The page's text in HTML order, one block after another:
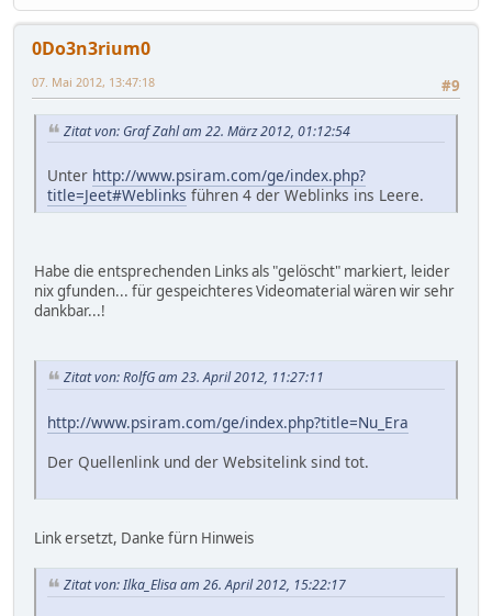
0Do3n3rium0
#9
07. Mai 2012, 13:47:18
Zitat von: Graf Zahl am 22. März 2012, 01:12:54
Unter http://www.psiram.com/ge/index.php?
title=Jeet#Weblinks führen 4 der Weblinks ins Leere.
Habe die entsprechenden Links als "gelöscht" markiert, leider
nix gfunden... für gespeichteres Videomaterial wären wir sehr
dankbar...!
Zitat von: RolfG am 23. April 2012, 11:27:11
http://www.psiram.com/ge/index.php?title=Nu_Era
Der Quellenlink und der Websitelink sind tot.
Link ersetzt, Danke fürn Hinweis
Zitat von: Ilka_Elisa am 26. April 2012, 15:22:17